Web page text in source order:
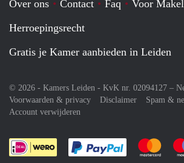
Over ons Contact Faq
Voor
Herroepingsrecht
Gratis je Kamer aanbieden in Leiden
© 2026 - Kamers Leiden - KvK nr. 02094127 –
Voorwaarden & privacy
Disclaimer
Spam &
Account verwijderen
Je rekent Je